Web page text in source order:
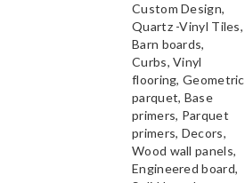
Custom Design,
Quartz -Vinyl Tiles,
Barn boards,
Curbs, Vinyl
flooring, Geometric
parquet, Base
primers, Parquet
primers, Decors,
Wood wall panels,
Engineered board,